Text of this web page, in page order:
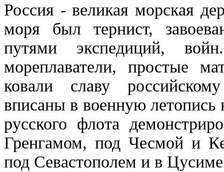
Россия - великая морская
моря был тернист,
путями экспедиций,
мореплаватели, простые
ковали славу
вписаны в военную
русского флота
Гренгамом, под Чесмой и
под Севастополем и в